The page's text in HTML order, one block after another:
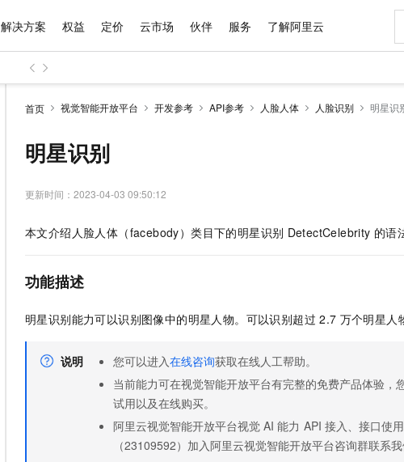
解决方案 权益 定价 云市场 伙伴 服务 了解阿里云
首页 视觉智能开放平台 开发参考 API参考 人脸人体 人脸识别 明星识
明星识别
更新时间： 2023-04-03 09:50:12
本文介绍人脸人体（facebody）类目下的明星识别 DetectCelebrity 的语
功能描述
明星识别能力可以识别图像中的明星人物。可以识别超过 2.7 万个明星人
说明 您可以进入在线咨询获取在线人工帮助。
当前能力可在视觉智能开放平台有完整的免费产品体验，
试用以及在线购买。
阿里云视觉智能开放平台视觉 AI 能力 API 接入、接口使
（23109592）加入阿里云视觉智能开放平台咨询群联系我
千问AI平台
能看、能想、能动手的多模态智能体模型
Qwen3-VL-Plus
视觉 Coding、空间感知、多模态思考等全面升级
旗舰 MoE 大模型，百万上下文与顶尖推理能力
1M上下文，专为长程任务能力而生
AI 应用构建
精选产品
大模型服务与应用平台
多元化、高性能、安全可靠的大模型服务
无影云电脑
随时随地安全接入的云上超级电脑
云解析DNS
云原生大数据计算服务 MaxCompute
面向分析的企业级SaaS模式云数据仓库
人工智能平台 PAI
一站式AI开发、训练和推理服务
容器服务 Kubernetes 版 ACK
精选解决方案
企业级Agent产品，直接交付可用成果
HappyHorse 打造一站式影视创作平台
可视化编排打通从文字构思到成片全链路闭环
快速拥有专属 OpenClaw
Hermes Agent，打造自进化智能体
自主进化，持久记忆，越用越聪明
普惠上云
云服务器38元/年起，超值低价云产品抢先购
推荐新用户得奖励，单订单最高返9万
云工开物
高校专属算力普惠，学生认证享300元代金券
免费试用
解决方案免费试用 新老同享
最高领取价值200元试用点，立即开启云上创新
1亿+ 大模型 tokens 和 30+ 款产品免费体验
140+云产品 免费试用
产品新客免费试用，最长12个月
AI 特惠
Token Plan 模型订阅计划
Qwen3.8-Max 首发尝鲜，限时加量 10 倍，
万小智 AI 建站低至 15元/月
Night Plan 支持 Qwen 3.8-Max
夜间 5 折，Qwen/Meoo/TokenPlan 客户专
产品定价
了解云产品的定价详情
云上成本管理
管理和优化成本
价格计算器
自助选配和估算价格
精选商城
多端小程序
观测云
Tuya 物联网平台阿里云版
电子合同
数据与 API
OCR 文字识别
快递物流查询
企业应用
CRM
成为销售伙伴
咨询伙伴
销售伙伴合作计划
无影生态合作计划
Consulting Partner 合作计划
成为产品伙伴
售前咨询
售后服务
自助服务
在线服务
短信专区
企业增值服务
企业成长
为什么选择阿里云
技术领先
分析师报告
研究报告与白皮书
天池大赛
AI 算法大赛
最佳实践
看见新力量